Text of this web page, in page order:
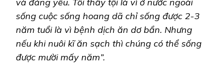
sống cuộc sống hoang dã chỉ sống được 2-3
năm tuổi là vì bệnh dịch ăn dơ bẩn. Nhưng
nếu khi nuôi kĩ ăn sạch thì chúng có thể sống
được mười mấy năm”.